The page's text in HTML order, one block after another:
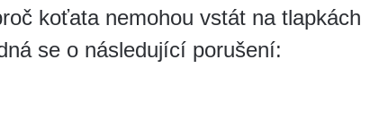
koťata nemohou vstát na tlapkách
se o následující porušení: